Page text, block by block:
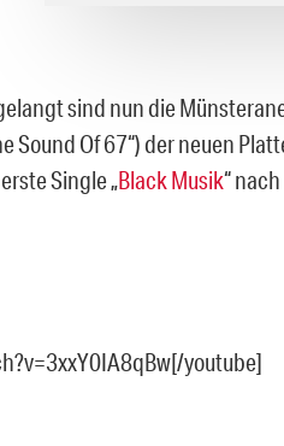
sind nun die
Sound Of 67“) der neuen
Single „Black Musik“
youtube]